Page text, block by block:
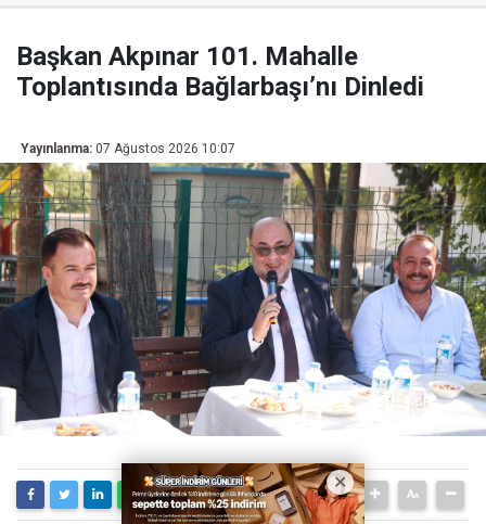
Başkan Akpınar 101. Mahalle
Toplantısında Bağlarbaşı’nı Dinledi
Yayınlanma: 07 Ağustos 2026 10:07